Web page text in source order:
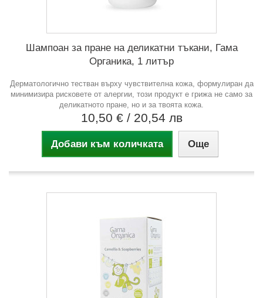
Шампоан за пране на деликатни тъкани, Гама
Органика, 1 литър
Дерматологично тестван върху чувствителна кожа, формулиран да
минимизира рисковете от алергии, този продукт е грижа не само за
деликатното пране, но и за твоята кожа.
10,50 € / 20,54 лв
Добави към количката Още